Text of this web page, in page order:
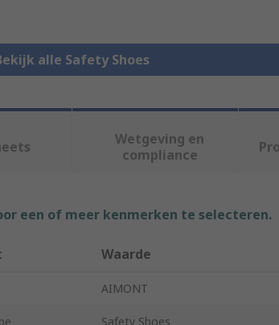
alle Safety Shoes
Wetgeving en
compliance
een of meer kenmerken te selecteren.
Waarde
AIMONT
Safety Shoes